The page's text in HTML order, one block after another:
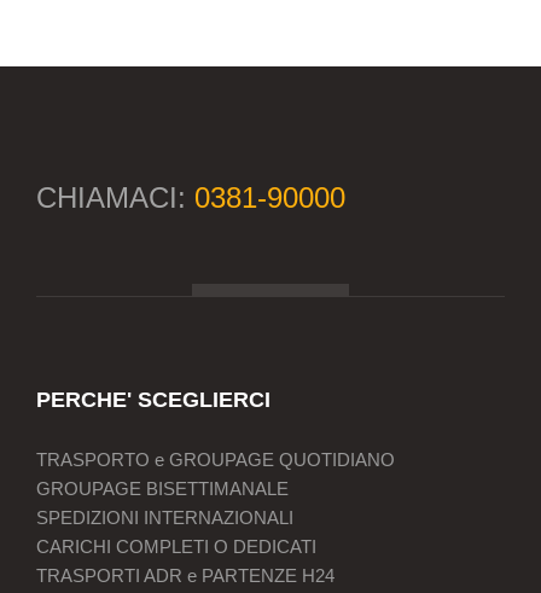
CHIAMACI: 0381-90000
PERCHE' SCEGLIERCI
TRASPORTO e GROUPAGE QUOTIDIANO
GROUPAGE BISETTIMANALE
SPEDIZIONI INTERNAZIONALI
CARICHI COMPLETI O DEDICATI
TRASPORTI ADR e PARTENZE H24